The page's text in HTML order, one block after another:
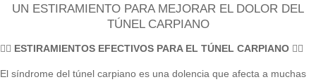
UN ESTIRAMIENTO PARA MEJORAR EL DOLOR DEL
TÚNEL CARPIANO
🖐🏼 ESTIRAMIENTOS EFECTIVOS PARA EL TÚNEL CARPIANO 🖐🏼
El síndrome del túnel carpiano es una dolencia que afecta a muchas